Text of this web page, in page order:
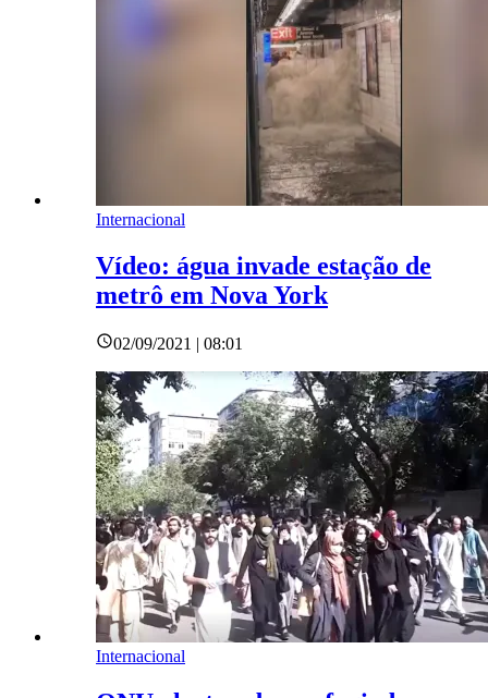
Internacional
Vídeo: água invade estação de
metrô em Nova York
02/09/2021 | 08:01
Internacional